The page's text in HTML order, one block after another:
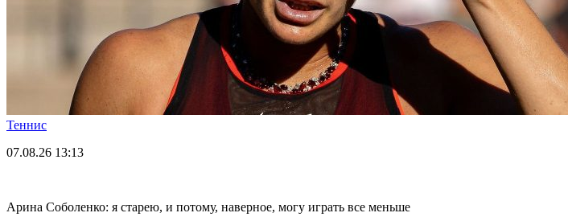
Теннис
07.08.26 13:13
Арина Соболенко: я старею, и потому, наверное, могу играть все меньше